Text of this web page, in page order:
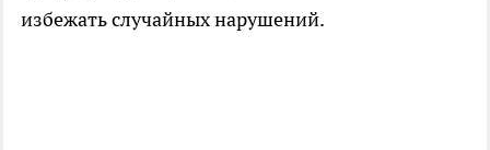
избежать случайных нарушений.